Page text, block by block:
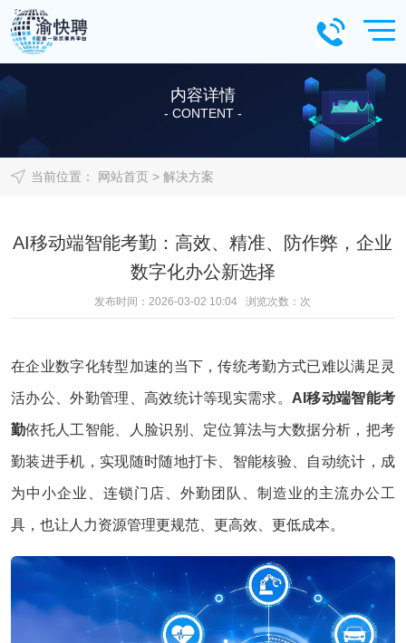
内容详情
- CONTENT -
当前位置： 网站首页> 解决方案
AI移动端智能考勤：高效、精准、防作弊，企业
数字化办公新选择
发布时间：2026-03-02 10:04 浏览次数： 次
在企业数字化转型加速的当下，传统考勤方式已难以满足灵
活办公、外勤管理、高效统计等现实需求。 AI移动端智能考
勤依托人工智能、人脸识别、定位算法与大数据分析，把考
勤装进手机，实现随时随地打卡、智能核验、自动统计，成
为中小企业、连锁门店、外勤团队、制造业的主流办公工
具，也让人力资源管理更规范、更高效、更低成本。